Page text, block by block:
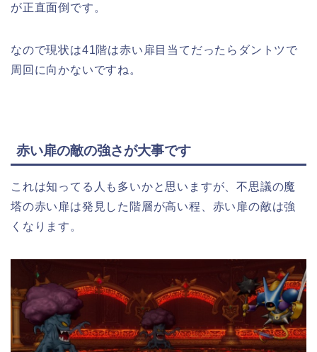
が正直面倒です。
なので現状は41階は赤い扉目当てだったらダントツで
周回に向かないですね。
赤い扉の敵の強さが大事です
これは知ってる人も多いかと思いますが、不思議の魔
塔の赤い扉は発見した階層が高い程、赤い扉の敵は強
くなります。